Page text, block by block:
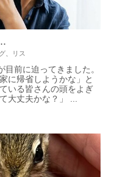
リス
前に迫ってきました。
に帰省しようかな」と
いる皆さんの頭をよぎ
大丈夫かな？」 ...